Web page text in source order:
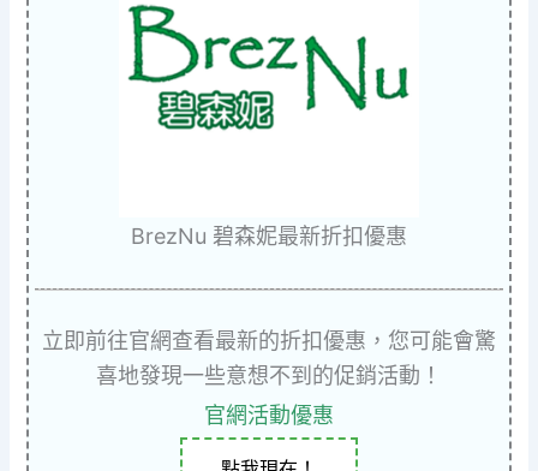
BrezNu 碧森妮最新折扣優惠
立即前往官網查看最新的折扣優惠，您可能會驚
喜地發現一些意想不到的促銷活動！
官網活動優惠